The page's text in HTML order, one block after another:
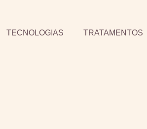
TECNOLOGIAS TRATAMENTOS